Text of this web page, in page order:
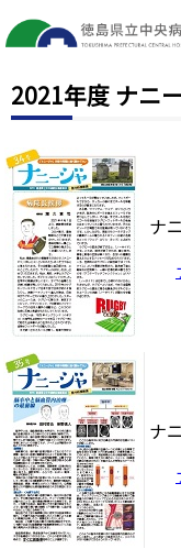
2021年度 ナニ
ナ
ナ